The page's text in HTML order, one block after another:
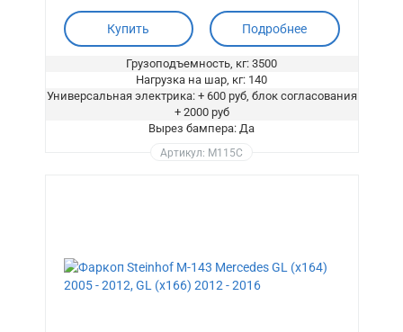
Купить Подробнее
Грузоподъемность, кг: 3500
Нагрузка на шар, кг: 140
Универсальная электрика: + 600 руб, блок согласования
+ 2000 руб
Вырез бампера: Да
Артикул: M115C